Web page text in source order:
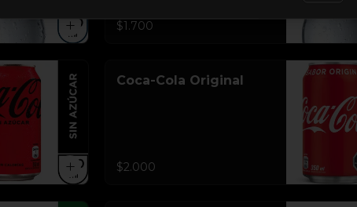
$1.700
Coca-Cola Original
$2.000